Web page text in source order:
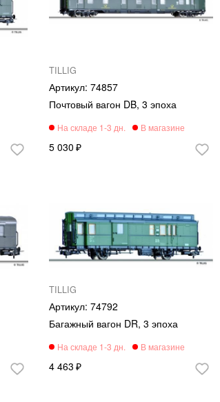
TILLIG
74857
Почтовый вагон DB, 3 эпоха
5 030
TILLIG
74792
Багажный вагон DR, 3 эпоха
4 463